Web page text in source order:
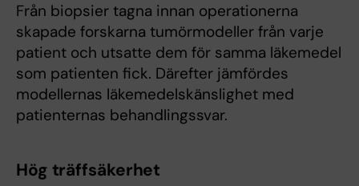
Från biopsier tagna innan operationerna
skapade forskarna tumörmodeller från varje
patient och utsatte dem för samma läkemedel
som patienten fick. Därefter jämfördes
modellernas läkemedelskänslighet med
patienternas behandlingssvar.
Hög träffsäkerhet